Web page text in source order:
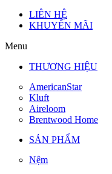
LIÊN HỆ
KHUYẾN MÃI
Menu
THƯƠNG HIỆU
AmericanStar
Kluft
Aireloom
Brentwood Home
SẢN PHẨM
Nệm